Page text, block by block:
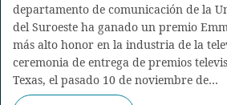
departamento de comunicación de la
del Suroeste ha ganado un premio
más alto honor en la industria de la
ceremonia de entrega de premios
Texas, el pasado 10 de noviembre de…